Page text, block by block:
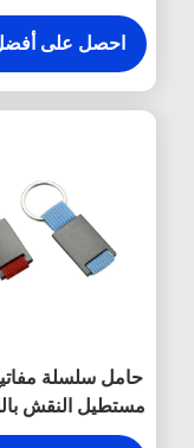
المفاجئة
محفورة أقراط
احصل على
حامل سلسلة
مستطيل النقش
تذكارية من